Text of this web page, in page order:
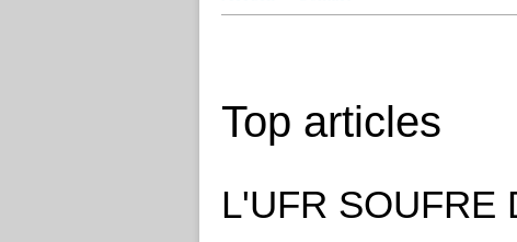
Top articles
L'UFR SOUFRE